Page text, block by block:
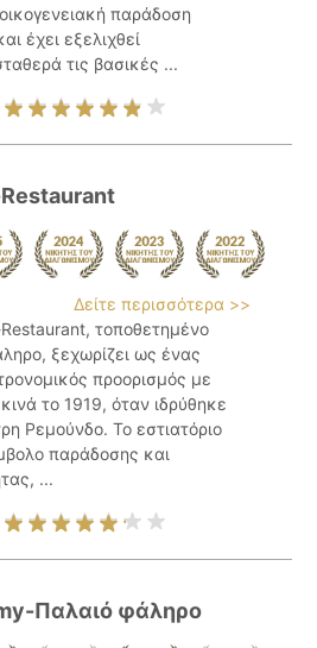
παράδοση
έχει εξελιχθεί
τις βασικές ...
Δείτε περισσότερα >>
τοποθετημένο
ξεχωρίζει ως ένας
προορισμός με
το 1919, όταν ιδρύθηκε
Ρεμούνδο. Το εστιατόριο
παράδοσης και
...
Παλαιό φάληρο